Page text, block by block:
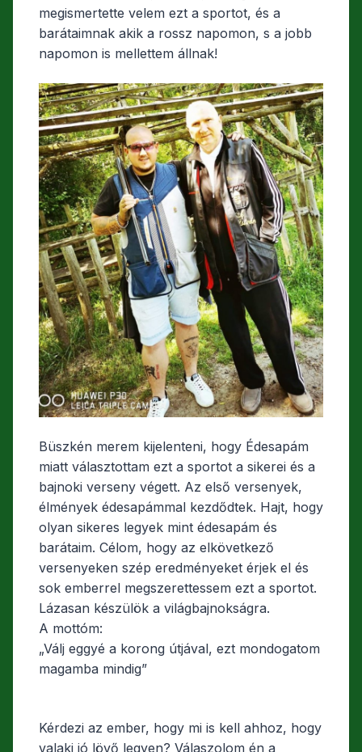
megismertette velem ezt a sportot, és a
barátaimnak akik a rossz napomon, s a jobb
napomon is mellettem állnak!
Büszkén merem kijelenteni, hogy Édesapám
miatt választottam ezt a sportot a sikerei és a
bajnoki verseny végett. Az első versenyek,
élmények édesapámmal kezdődtek. Hajt, hogy
olyan sikeres legyek mint édesapám és
barátaim. Célom, hogy az elkövetkező
versenyeken szép eredményeket érjek el és
sok emberrel megszerettessem ezt a sportot.
Lázasan készülök a világbajnokságra.
A mottóm:
„Válj eggyé a korong útjával, ezt mondogatom
magamba mindig”
Kérdezi az ember, hogy mi is kell ahhoz, hogy
valaki jó lövő legyen? Válaszolom én a